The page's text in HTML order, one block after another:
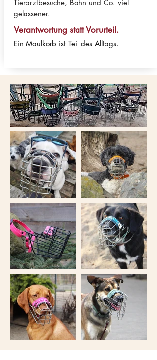
Tierarztbesuche, Bahn und Co. viel
gelassener.
Verantwortung statt Vorurteil.
Ein Maulkorb ist Teil des Alltags.